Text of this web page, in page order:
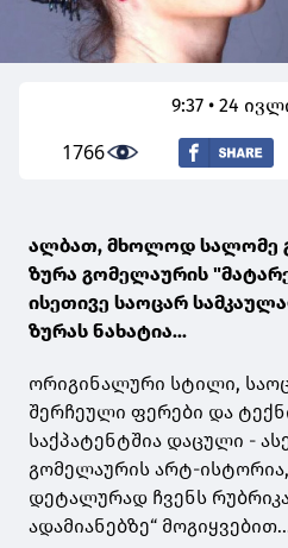
9:37 • 24
1766
ალბათ, მხოლოდ სალომე
ზურა გომელაურის
ისეთივე საოცარ
ზურას ნახატია...
ორიგინალური სტილი,
შერჩეული ფერები და
საქპატენტშია დაცული -
გომელაურის არტ-
დეტალურად ჩვენს
ადამიანებზე“